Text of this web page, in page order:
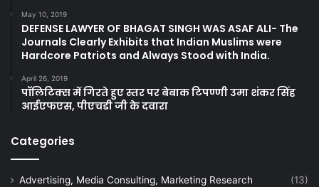
May 10, 2019
DEFENSE LAWYER OF BHAGAT SINGH WAS ASAF ALI- The
Journals Clearly Exhibits that Indian Muslims were
Hardcore Patriots and Always Stood with India.
April 26, 2019
पॉलिटिक्स में गिरते हुए स्तर पर बेबाक टिपण्णी उमा शंकर सिंह
आईएफएस, पीएचडी जी के दवारा
Categories
Advertising, Media Consulting, Marketing Research
(13)